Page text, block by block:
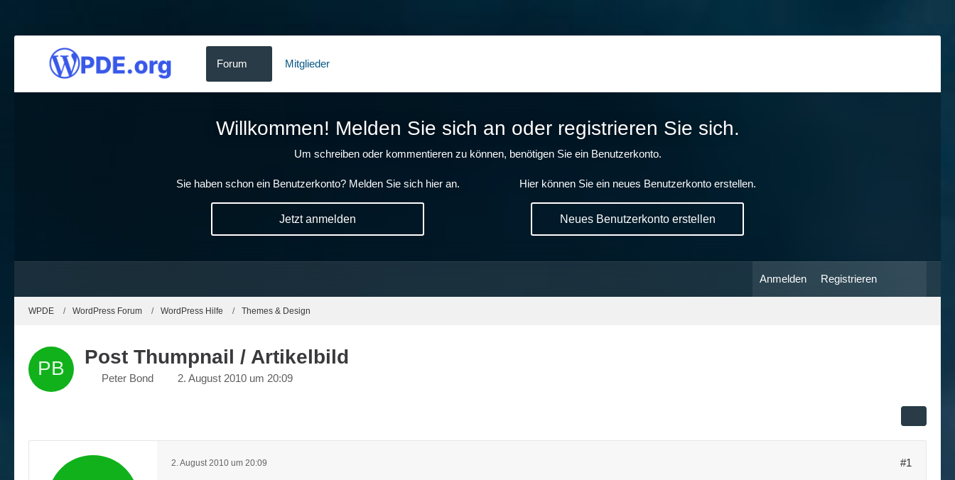
Forum Mitglieder
Willkommen! Melden Sie sich an oder registrieren Sie sich.
Um schreiben oder kommentieren zu können, benötigen Sie ein Benutzerkonto.
Sie haben schon ein Benutzerkonto? Melden Sie sich hier an.
Jetzt anmelden
Hier können Sie ein neues Benutzerkonto erstellen.
Neues Benutzerkonto erstellen
Anmelden Registrieren
WPDE WordPress Forum WordPress Hilfe Themes & Design
Post Thumpnail / Artikelbild
Peter Bond 2. August 2010 um 20:09
2. August 2010 um 20:09 #1